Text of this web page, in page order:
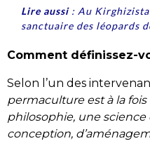
Lire aussi: Au
sanctuaire des léopards
Comment définissez-
Selon l’un des
permaculture est à la
philosophie, une
conception,